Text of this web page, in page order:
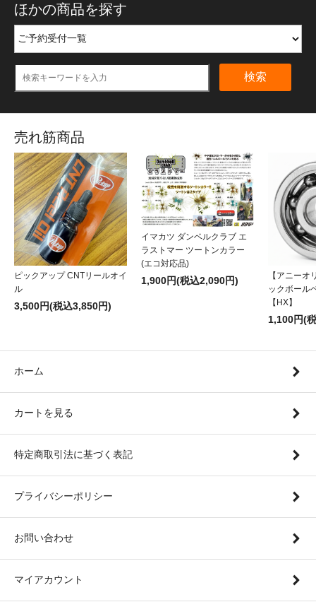
ほかの商品を探す
検索
売れ筋商品
ピックアップ CNTリールオイ
ル
3,500円(税込3,850円)
イマカツ ダンベルクラブ エ
ラストマー ツートンカラー
(エコ対応品)
1,900円(税込2,090円)
【アニーオ
ックボール
【HX】
1,100円(
ホーム
カートを見る
特定商取引法に基づく表記
プライバシーポリシー
お問い合わせ
マイアカウント